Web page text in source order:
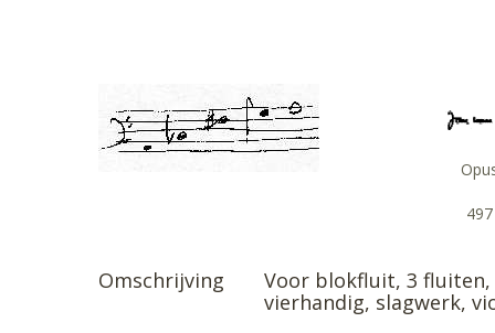
497
Omschrijving
Voor blokfluit, 3
vierhandig, slagwerk,